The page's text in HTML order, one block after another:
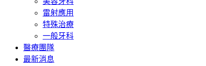
雷射應用
特殊治療
一般牙科
醫療團隊
最新消息